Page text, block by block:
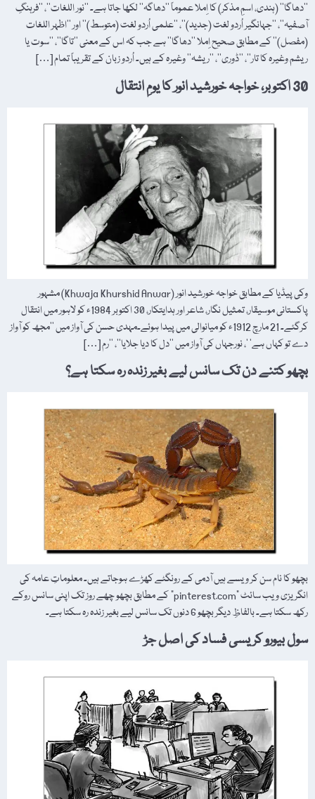
’’دھاگا‘‘ (ہندی، اسمِ مذکر) کا اِملا عموماً ’’دھاگہ‘‘ لکھا جاتا ہے۔ ’’نور اللغات‘‘، ’’فرہنگِ
آصفیہ‘‘، ’’جہانگیر اُردو لغت (جدید)‘‘، ’’علمی اُردو لغت (متوسط)‘‘ اور ’’اظہر اللغات
(مفصل)‘‘ کے مطابق صحیح اِملا ’’دھاگا‘‘ ہے جب کہ اس کے معنی ’’تاگا‘‘، ’’سوت یا
ریشم وغیرہ کا تار‘‘، ’’ڈوری‘‘، ’’ریشہ‘‘ وغیرہ کے ہیں۔ اُردو زبان کے تقریباً تمام […]
30 اکتوبر، خواجہ خورشید انور کا یومِ انتقال
وکی پیڈیا کے مطابق خواجہ خورشید انور (Khwaja Khurshid Anwar) مشہور
پاکستانی موسیقار، تمثیل نگار، شاعر اور ہدایتکار، 30 اکتوبر 1984ء کو لاہور میں انتقال
کرگئے۔ 21 مارچ 1912ء کو میانوالی میں پیدا ہوئے۔مہدی حسن کی آواز میں ’’مجھ کو آواز
دے تو کہاں ہے‘ ‘، نورجہاں کی آواز میں ’’دل کا دیا جلایا‘‘، ’’رم […]
بچھو کتنے دن تک سانس لیے بغیر زندہ رہ سکتا ہے؟
بچھو کا نام سن کر ویسے ہیں آدمی کے رونگٹے کھڑے ہوجاتے ہیں۔ معلوماتِ عامہ کی
انگریزی ویب سائٹ "pinterest.com” کے مطابق بچھو چھے روز تک اپنی سانس روکے
رکھ سکتا ہے۔ بالفاظِ دیگر بچھو 6 دنوں تک سانس لیے بغیر زندہ رہ سکتا ہے۔
سول بیورو کریسی فساد کی اصل جڑ